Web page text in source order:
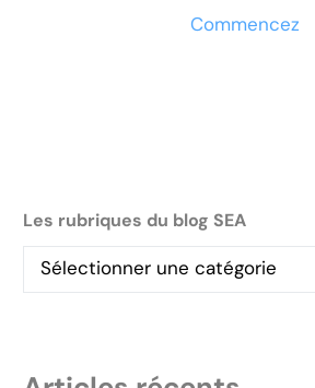
Commencez
Les rubriques du blog SEA